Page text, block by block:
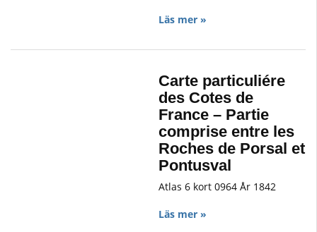
Läs mer »
Carte particuliére
des Cotes de
France – Partie
comprise entre les
Roches de Porsal et
Pontusval
Atlas 6 kort 0964 År 1842
Läs mer »